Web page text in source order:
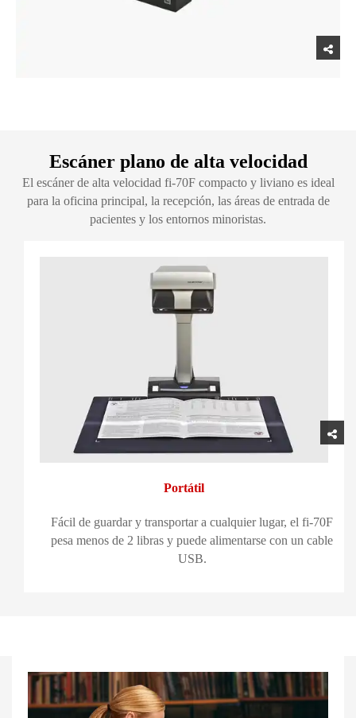
Escáner plano de alta velocidad
El escáner de alta velocidad fi-70F compacto y liviano es ideal
para la oficina principal, la recepción, las áreas de entrada de
pacientes y los entornos minoristas.
Portátil
Fácil de guardar y transportar a cualquier lugar, el fi-70F
pesa menos de 2 libras y puede alimentarse con un cable
USB.